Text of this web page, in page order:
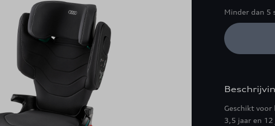
Minder dan 5
Geschikt
3,5 jaar en